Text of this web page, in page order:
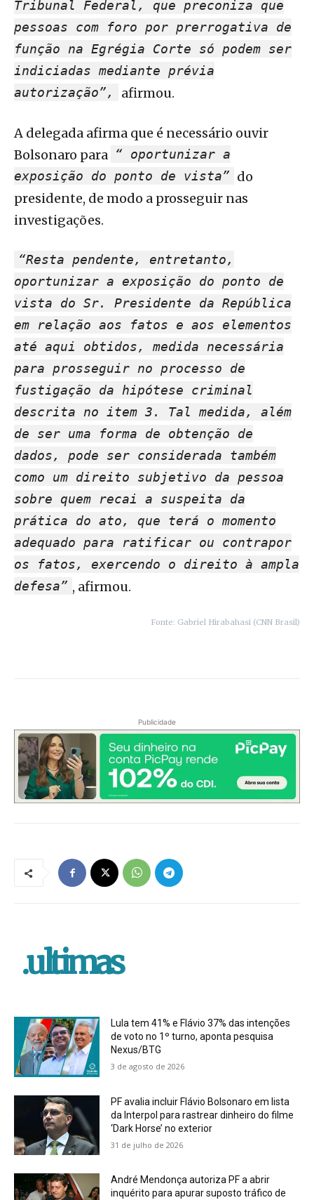
Tribunal Federal, que preconiza que
pessoas com foro por prerrogativa de
função na Egrégia Corte só podem ser
indiciadas mediante prévia
autorização”,
afirmou.
A delegada afirma que é necessário ouvir
Bolsonaro para “ oportunizar a
exposição do ponto de vista” do
presidente, de modo a prosseguir nas
investigações.
“Resta pendente, entretanto,
oportunizar a exposição do ponto de
vista do Sr. Presidente da República
em relação aos fatos e aos elementos
até aqui obtidos, medida necessária
para prosseguir no processo de
fustigação da hipótese criminal
descrita no item 3. Tal medida, além
de ser uma forma de obtenção de
dados, pode ser considerada também
como um direito subjetivo da pessoa
sobre quem recai a suspeita da
prática do ato, que terá o momento
adequado para ratificar ou contrapor
os fatos, exercendo o direito à ampla
defesa” , afirmou.
Fonte: Gabriel Hirabahasi (CNN Brasil)
Publicidade
.ultimas
Lula tem 41% e Flávio 37% das intenções
de voto no 1º turno, aponta pesquisa
Nexus/BTG
3 de agosto de 2026
PF avalia incluir Flávio Bolsonaro em lista
da Interpol para rastrear dinheiro do filme
‘Dark Horse’ no exterior
31 de julho de 2026
André Mendonça autoriza PF a abrir
inquérito para apurar suposto tráfico de